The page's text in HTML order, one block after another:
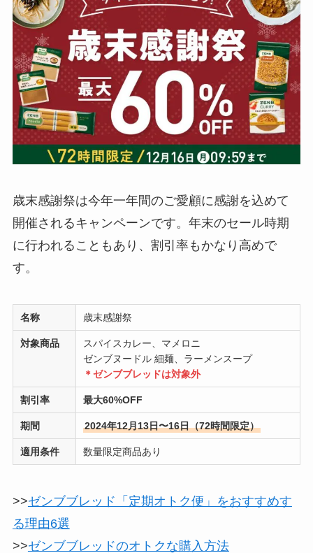
歳末感謝祭は今年一年間のご愛顧に感謝を込めて
開催されるキャンペーンです。年末のセール時期
に行われることもあり、割引率もかなり高めで
す。
名称 歳末感謝祭
対象商品
スパイスカレー、マメロニ
ゼンブヌードル 細麺、ラーメンスープ
＊ゼンブブレッドは対象外
割引率 最大60%OFF
期間 2024年12月13日〜16日（72時間限定）
適用条件 数量限定商品あり
>>ゼンブブレッド「定期オトク便」をおすすめす
る理由6選
>>ゼンブブレッドのオトクな購入方法